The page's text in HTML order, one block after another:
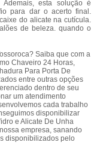
Ademais, esta solução é
para dar o acerto final.
do alicate na cutícula.
de beleza. quando o
Saiba que com a
Chaveiro 24 Horas,
Para Porta De
entre outras opções
dentro de seu
um atendimento
cada trabalho
disponibilizar
e Alicate De Unha
empresa, sanando
disponibilizados pelo